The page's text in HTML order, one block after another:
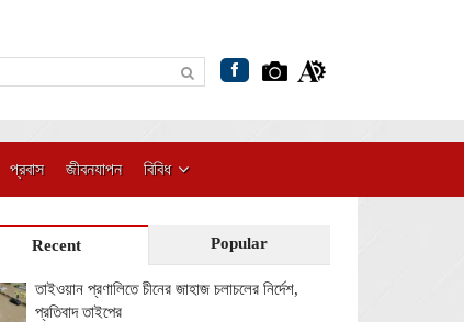
প্রবাস জীবনযাপন বিবিধ
Recent Popular
তাইওয়ান প্রণালিতে চীনের জাহাজ চলাচলের নির্দেশ,
প্রতিবাদ তাইপের